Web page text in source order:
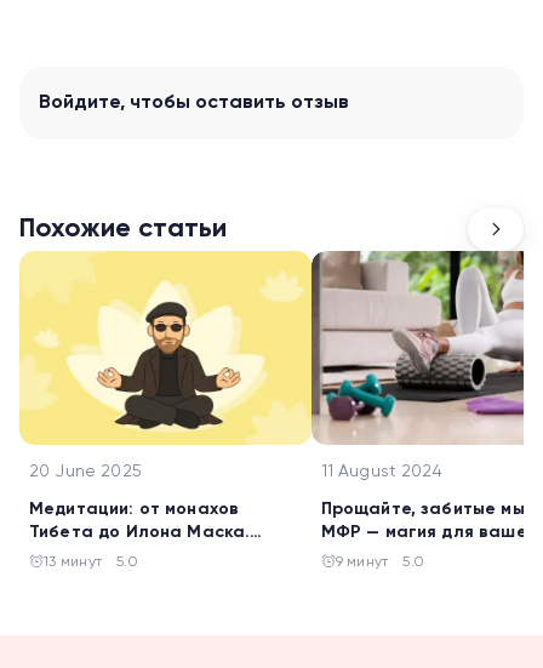
Войдите, чтобы оставить отзыв
Похожие статьи
20 June 2025
Медитации: от монахов
Тибета до Илона Маска.
Откройте себя!
13 минут 5.0
11 August 2024
Прощайте, забитые
МФР — магия для
тела.
9 минут 5.0